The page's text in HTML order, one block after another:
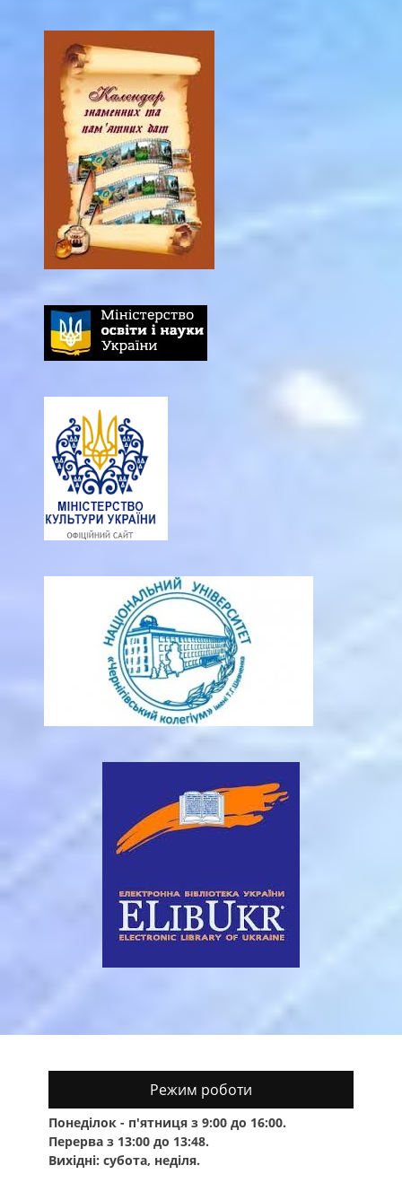
Режим роботи
Понеділок - п'ятниця з 9:00 до 16:00.
Перерва з 13:00 до 13:48.
Вихідні: субота, неділя.